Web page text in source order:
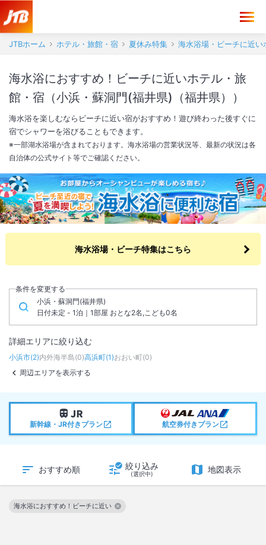
JTBホーム ホテル・旅館・宿 夏休み特集 海水浴場・ビーチに近い
海水浴におすすめ！ビーチに近いホテル・旅
館・宿（小浜・蘇洞門(福井県)（福井県））
海水浴を楽しむならビーチに近い宿がおすすめ！遊び終わった後すぐに
宿でシャワーを浴びることもできます。
※一部湖水浴場が含まれております。海水浴場の営業状況等、最新の状況は各
自治体の公式サイト等でご確認ください。
海水浴場・ビーチ特集はこちら
条件を変更する
小浜・蘇洞門(福井県)
日付未定 - 1泊｜1部屋 おとな2名,こども0名
詳細エリアに絞り込む
小浜市(2)内外海半島(0)高浜町(1)おおい町(0)
周辺エリアを表示する
新幹線・JR付きプラン 航空券付きプラン
おすすめ順 絞り込み
(選択中) 地図表示
海水浴におすすめ！ビーチに近い
この絞り込み条件を解除